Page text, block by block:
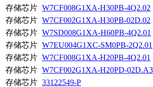
存储芯片 W7CF008G1XA-H30PB-4Q2.02
存储芯片 W7CF002G1XA-H30PB-02D.02
存储芯片 W7SD008G1XA-H60PB-4Q2.01
存储芯片 W7EU004G1XC-SM0PB-2Q2.01
存储芯片 W7CF008G1XA-H20PB-4Q2.01
存储芯片 W7CF002G1XA-H20PD-02D.A3
存储芯片 33122549-P